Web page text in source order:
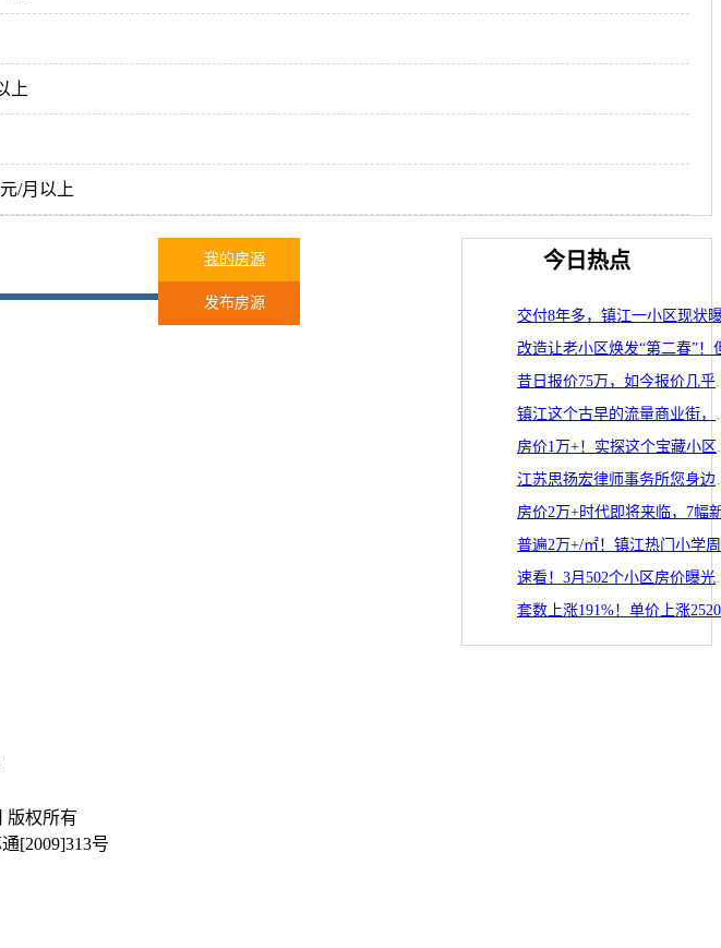
上
/月以上
我的房源
发布房源
今日热点
昔日报价75
镇江这个
房价1万+
江苏思
速看！3
版权所有
[2009]313号